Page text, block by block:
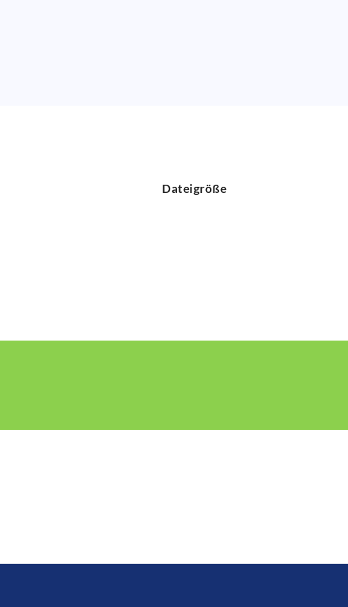
Dateigröße